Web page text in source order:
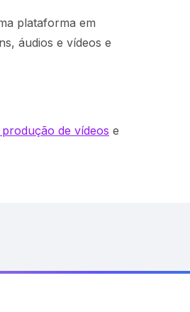
plataforma em
áudios e vídeos e
de vídeos e